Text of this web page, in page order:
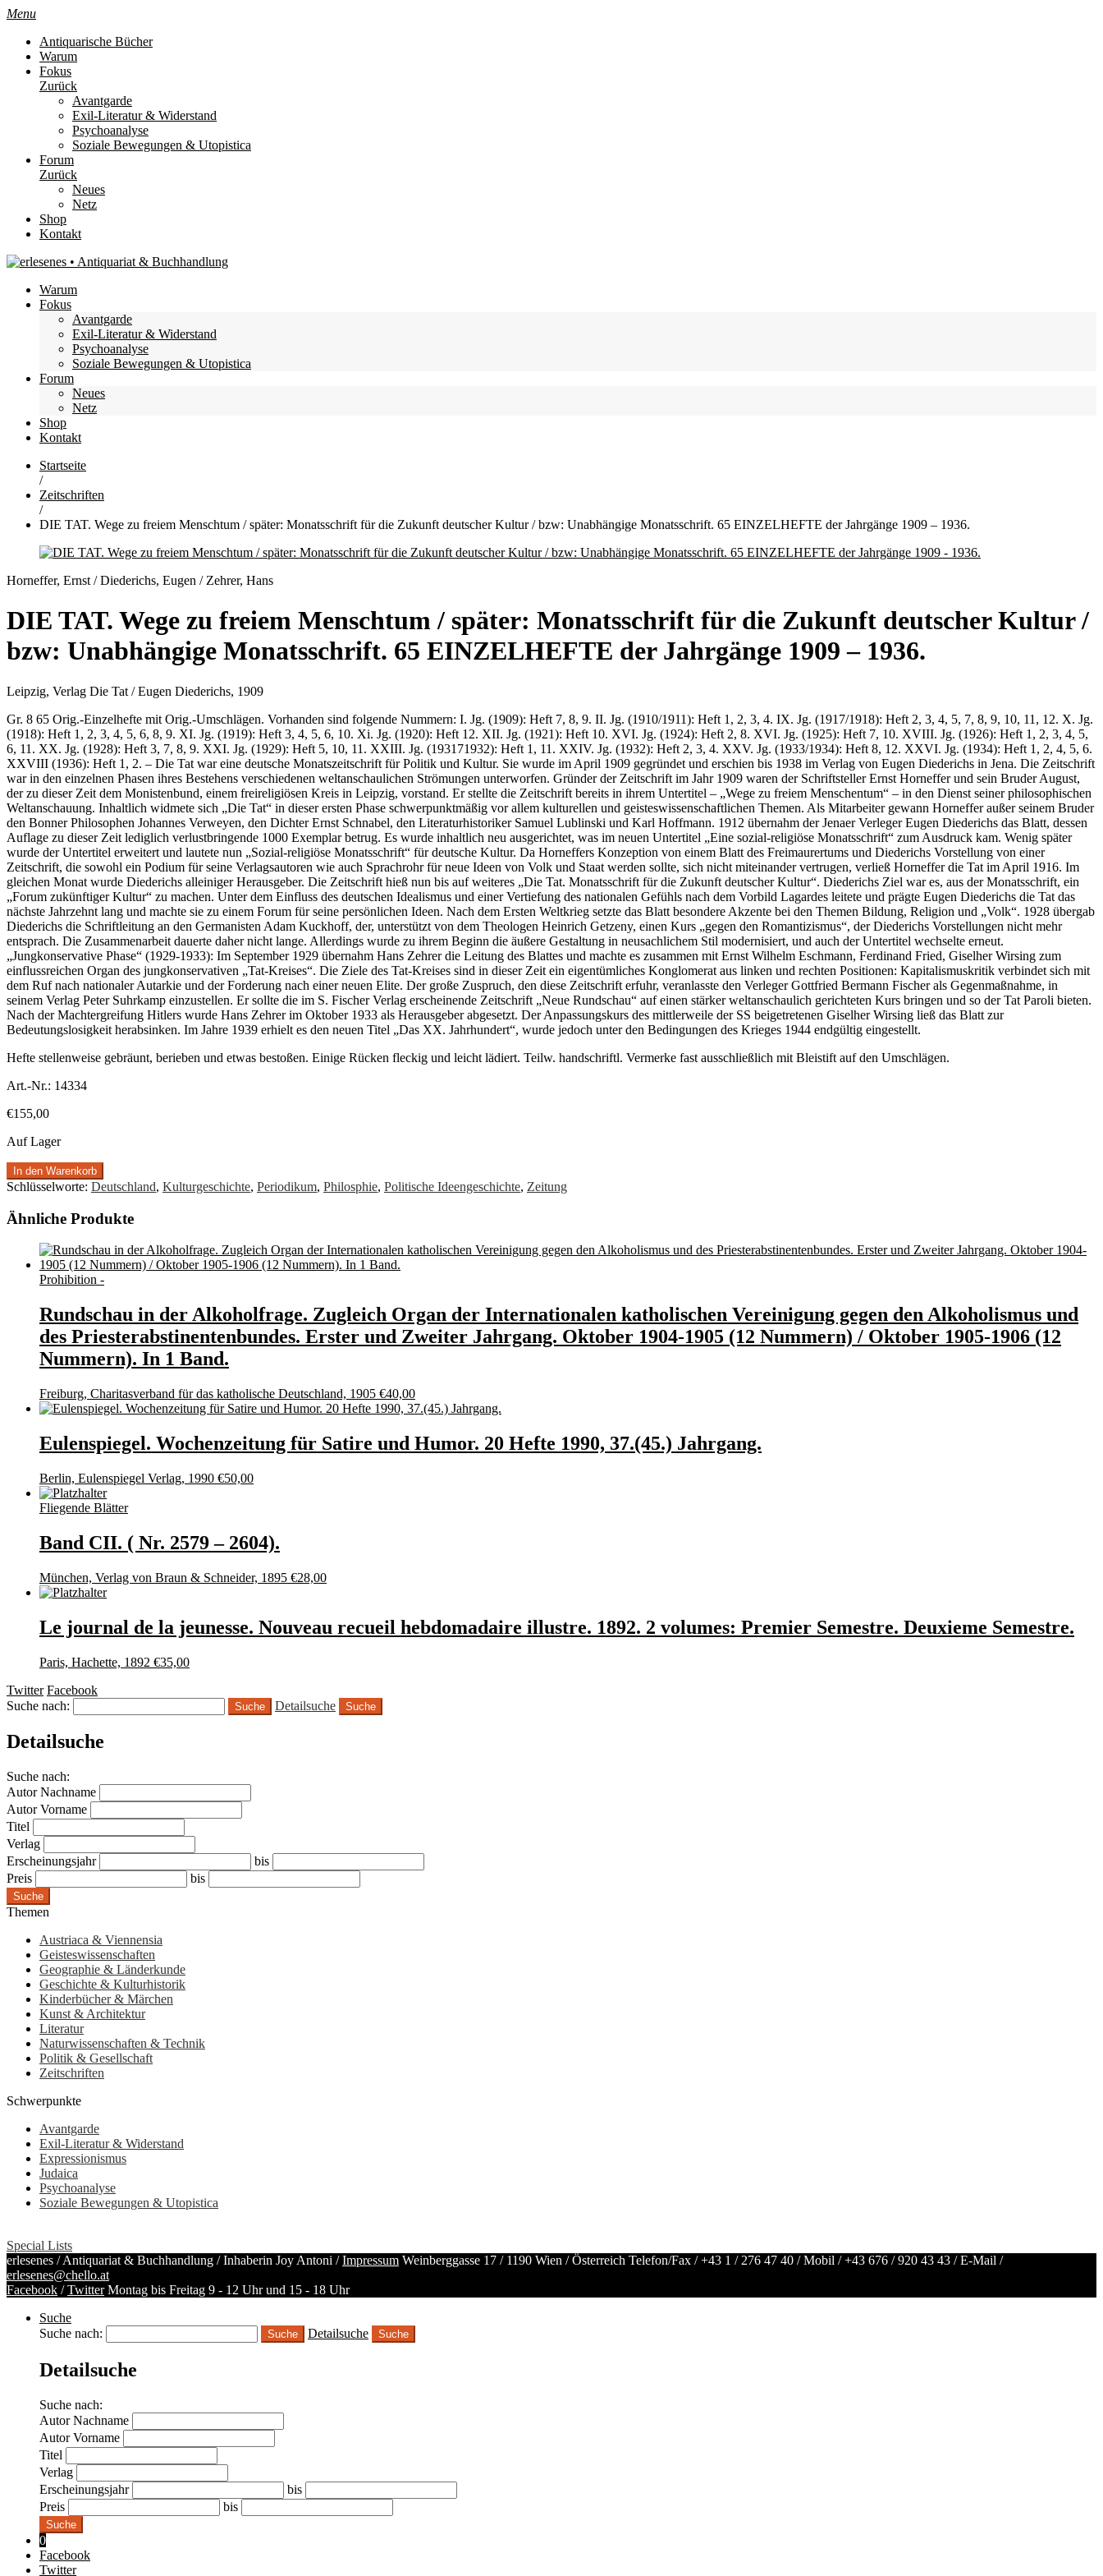
Menu
Antiquarische Bücher
Warum
Fokus
Zurück
Avantgarde
Exil-Literatur & Widerstand
Psychoanalyse
Soziale Bewegungen & Utopistica
Forum
Zurück
Neues
Netz
Shop
Kontakt
Warum
Fokus
Avantgarde
Exil-Literatur & Widerstand
Psychoanalyse
Soziale Bewegungen & Utopistica
Forum
Neues
Netz
Shop
Kontakt
Startseite
/
Zeitschriften
/
DIE TAT. Wege zu freiem Menschtum / später: Monatsschrift für die Zukunft deutscher Kultur / bzw: Unabhängige Monatsschrift. 65 EINZELHEFTE der Jahrgänge 1909 – 1936.
Horneffer, Ernst / Diederichs, Eugen / Zehrer, Hans
DIE TAT. Wege zu freiem Menschtum / später: Monatsschrift für die Zukunft deutscher Kultur /
bzw: Unabhängige Monatsschrift. 65 EINZELHEFTE der Jahrgänge 1909 – 1936.
Leipzig, Verlag Die Tat / Eugen Diederichs, 1909
Gr. 8 65 Orig.-Einzelhefte mit Orig.-Umschlägen. Vorhanden sind folgende Nummern: I. Jg. (1909): Heft 7, 8, 9. II. Jg. (1910/1911): Heft 1, 2, 3, 4. IX. Jg. (1917/1918): Heft 2, 3, 4, 5, 7, 8, 9, 10, 11, 12. X. Jg.
(1918): Heft 1, 2, 3, 4, 5, 6, 8, 9. XI. Jg. (1919): Heft 3, 4, 5, 6, 10. Xi. Jg. (1920): Heft 12. XII. Jg. (1921): Heft 10. XVI. Jg. (1924): Heft 2, 8. XVI. Jg. (1925): Heft 7, 10. XVIII. Jg. (1926): Heft 1, 2, 3, 4, 5,
6, 11. XX. Jg. (1928): Heft 3, 7, 8, 9. XXI. Jg. (1929): Heft 5, 10, 11. XXIII. Jg. (193171932): Heft 1, 11. XXIV. Jg. (1932): Heft 2, 3, 4. XXV. Jg. (1933/1934): Heft 8, 12. XXVI. Jg. (1934): Heft 1, 2, 4, 5, 6.
XXVIII (1936): Heft 1, 2. – Die Tat war eine deutsche Monatszeitschrift für Politik und Kultur. Sie wurde im April 1909 gegründet und erschien bis 1938 im Verlag von Eugen Diederichs in Jena. Die Zeitschrift
war in den einzelnen Phasen ihres Bestehens verschiedenen weltanschaulichen Strömungen unterworfen. Gründer der Zeitschrift im Jahr 1909 waren der Schriftsteller Ernst Horneffer und sein Bruder August,
der zu dieser Zeit dem Monistenbund, einem freireligiösen Kreis in Leipzig, vorstand. Er stellte die Zeitschrift bereits in ihrem Untertitel – „Wege zu freiem Menschentum“ – in den Dienst seiner philosophischen
Weltanschauung. Inhaltlich widmete sich „Die Tat“ in dieser ersten Phase schwerpunktmäßig vor allem kulturellen und geisteswissenschaftlichen Themen. Als Mitarbeiter gewann Horneffer außer seinem Bruder
den Bonner Philosophen Johannes Verweyen, den Dichter Ernst Schnabel, den Literaturhistoriker Samuel Lublinski und Karl Hoffmann. 1912 übernahm der Jenaer Verleger Eugen Diederichs das Blatt, dessen
Auflage zu dieser Zeit lediglich verlustbringende 1000 Exemplar betrug. Es wurde inhaltlich neu ausgerichtet, was im neuen Untertitel „Eine sozial-religiöse Monatsschrift“ zum Ausdruck kam. Wenig später
wurde der Untertitel erweitert und lautete nun „Sozial-religiöse Monatsschrift“ für deutsche Kultur. Da Horneffers Konzeption von einem Blatt des Freimaurertums und Diederichs Vorstellung von einer
Zeitschrift, die sowohl ein Podium für seine Verlagsautoren wie auch Sprachrohr für neue Ideen von Volk und Staat werden sollte, sich nicht miteinander vertrugen, verließ Horneffer die Tat im April 1916. Im
gleichen Monat wurde Diederichs alleiniger Herausgeber. Die Zeitschrift hieß nun bis auf weiteres „Die Tat. Monatsschrift für die Zukunft deutscher Kultur“. Diederichs Ziel war es, aus der Monatsschrift, ein
„Forum zukünftiger Kultur“ zu machen. Unter dem Einfluss des deutschen Idealismus und einer Vertiefung des nationalen Gefühls nach dem Vorbild Lagardes leitete und prägte Eugen Diederichs die Tat das
nächste Jahrzehnt lang und machte sie zu einem Forum für seine persönlichen Ideen. Nach dem Ersten Weltkrieg setzte das Blatt besondere Akzente bei den Themen Bildung, Religion und „Volk“. 1928 übergab
Diederichs die Schriftleitung an den Germanisten Adam Kuckhoff, der, unterstützt von dem Theologen Heinrich Getzeny, einen Kurs „gegen den Romantizismus“, der Diederichs Vorstellungen nicht mehr
entsprach. Die Zusammenarbeit dauerte daher nicht lange. Allerdings wurde zu ihrem Beginn die äußere Gestaltung in neusachlichem Stil modernisiert, und auch der Untertitel wechselte erneut.
„Jungkonservative Phase“ (1929-1933): Im September 1929 übernahm Hans Zehrer die Leitung des Blattes und machte es zusammen mit Ernst Wilhelm Eschmann, Ferdinand Fried, Giselher Wirsing zum
einflussreichen Organ des jungkonservativen „Tat-Kreises“. Die Ziele des Tat-Kreises sind in dieser Zeit ein eigentümliches Konglomerat aus linken und rechten Positionen: Kapitalismuskritik verbindet sich mit
dem Ruf nach nationaler Autarkie und der Forderung nach einer neuen Elite. Der große Zuspruch, den diese Zeitschrift erfuhr, veranlasste den Verleger Gottfried Bermann Fischer als Gegenmaßnahme, in
seinem Verlag Peter Suhrkamp einzustellen. Er sollte die im S. Fischer Verlag erscheinende Zeitschrift „Neue Rundschau“ auf einen stärker weltanschaulich gerichteten Kurs bringen und so der Tat Paroli bieten.
Nach der Machtergreifung Hitlers wurde Hans Zehrer im Oktober 1933 als Herausgeber abgesetzt. Der Anpassungskurs des mittlerweile der SS beigetretenen Giselher Wirsing ließ das Blatt zur
Bedeutungslosigkeit herabsinken. Im Jahre 1939 erhielt es den neuen Titel „Das XX. Jahrhundert“, wurde jedoch unter den Bedingungen des Krieges 1944 endgültig eingestellt.
Hefte stellenweise gebräunt, berieben und etwas bestoßen. Einige Rücken fleckig und leicht lädiert. Teilw. handschriftl. Vermerke fast ausschließlich mit Bleistift auf den Umschlägen.
Art.-Nr.: 14334
€155,00
Auf Lager
In den Warenkorb
Schlüsselworte: Deutschland, Kulturgeschichte, Periodikum, Philosphie, Politische Ideengeschichte, Zeitung
Ähnliche Produkte
Prohibition -
Rundschau in der Alkoholfrage. Zugleich Organ der Internationalen katholischen Vereinigung gegen den Alkoholismus und
des Priesterabstinentenbundes. Erster und Zweiter Jahrgang. Oktober 1904-1905 (12 Nummern) / Oktober 1905-1906 (12
Nummern). In 1 Band.
Freiburg, Charitasverband für das katholische Deutschland, 1905 €40,00
Eulenspiegel. Wochenzeitung für Satire und Humor. 20 Hefte 1990, 37.(45.) Jahrgang.
Berlin, Eulenspiegel Verlag, 1990 €50,00
Fliegende Blätter
Band CII. ( Nr. 2579 – 2604).
München, Verlag von Braun & Schneider, 1895 €28,00
Le journal de la jeunesse. Nouveau recueil hebdomadaire illustre. 1892. 2 volumes: Premier Semestre. Deuxieme Semestre.
Paris, Hachette, 1892 €35,00
Twitter Facebook
Suche nach:
Detailsuche Suche
Detailsuche
Suche nach:
Autor Nachname
Autor Vorname
Titel
Verlag
Erscheinungsjahr
bis
Preis
bis
Suche
Themen
Austriaca & Viennensia
Geisteswissenschaften
Geographie & Länderkunde
Geschichte & Kulturhistorik
Kinderbücher & Märchen
Kunst & Architektur
Literatur
Naturwissenschaften & Technik
Politik & Gesellschaft
Zeitschriften
Schwerpunkte
Avantgarde
Exil-Literatur & Widerstand
Expressionismus
Judaica
Psychoanalyse
Soziale Bewegungen & Utopistica
Special Lists
erlesenes / Antiquariat & Buchhandlung / Inhaberin Joy Antoni /Impressum Weinberggasse 17 / 1190 Wien / Österreich Telefon/Fax /+43 1 / 276 47 40 / Mobil /+43 676 / 920 43 43 / E-Mail /
erlesenes@chello.at
Facebook /Twitter Montag bis Freitag 9 - 12 Uhr und 15 - 18 Uhr
Suche
Suche nach:
Detailsuche Suche
Detailsuche
Suche nach:
Autor Nachname
Autor Vorname
Titel
Verlag
Erscheinungsjahr
bis
Preis
bis
Suche
0
Facebook
Twitter